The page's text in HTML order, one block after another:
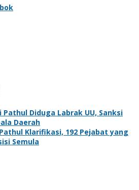
Pathul Diduga Labrak UU, Sanksi
Daerah
Klarifikasi, 192 Pejabat yang
Semula